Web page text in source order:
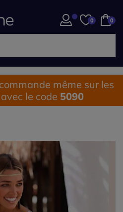
0 0
même sur les
le code 5090